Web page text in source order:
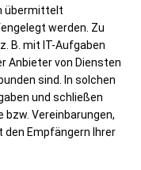
übermittelt
werden. Zu
B. mit IT-Aufgaben
Anbieter von Diensten
sind. In solchen
und schließen
Vereinbarungen,
den Empfängern Ihrer